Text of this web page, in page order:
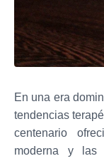
En una era
tendencias
centenario
moderna y las